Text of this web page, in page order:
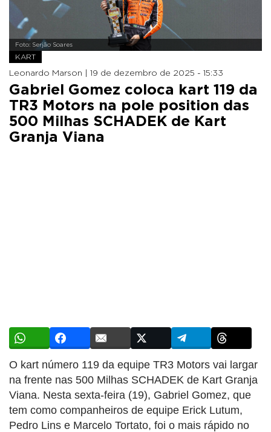
Foto: Serjão Soares
KART
Leonardo Marson | 19 de dezembro de 2025 - 15:33
Gabriel Gomez coloca kart 119 da
TR3 Motors na pole position das
500 Milhas SCHADEK de Kart
Granja Viana
O kart número 119 da equipe TR3 Motors vai largar
na frente nas 500 Milhas SCHADEK de Kart Granja
Viana. Nesta sexta-feira (19), Gabriel Gomez, que
tem como companheiros de equipe Erick Lutum,
Pedro Lins e Marcelo Tortato, foi o mais rápido no